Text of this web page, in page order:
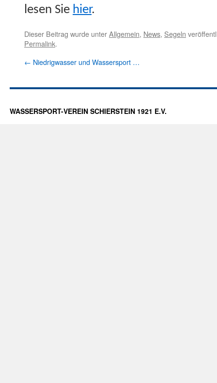
lesen Sie hier.
Dieser Beitrag wurde unterAllgemein, News, Segeln
Permalink.
← Niedrigwasser und Wassersport …
WASSERSPORT-VEREIN SCHIERSTEIN 1921 E.V.